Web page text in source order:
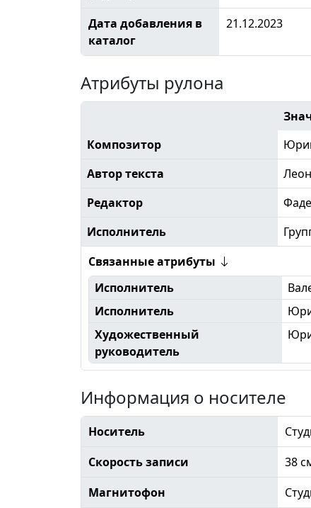
Дата добавления в
каталог
21.12.2023
Атрибуты рулона
Композитор
Автор текста
Редактор
Исполнитель
Связанные атрибуты
Исполнитель
Исполнитель
Художественный
руководитель
Информация о носителе
Носитель
Скорость записи
38
Магнитофон